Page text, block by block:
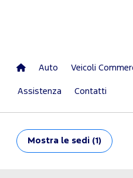
Auto Veicoli
Assistenza Contatti
Mostra le sedi (1)